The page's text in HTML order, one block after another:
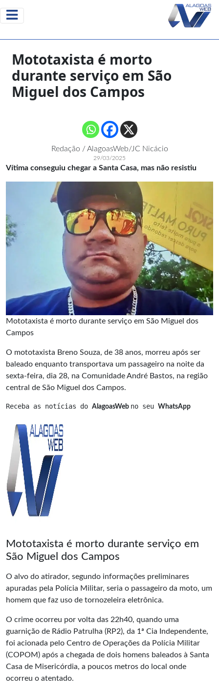
Mototaxista é morto
durante serviço em São
Miguel dos Campos
Redação / AlagoasWeb/JC Nicácio
29/03/2025
Vítima conseguiu chegar a Santa Casa, mas não resistiu
Mototaxista é morto durante serviço em São Miguel dos
Campos
O mototaxista Breno Souza, de 38 anos, morreu após ser
baleado enquanto transportava um passageiro na noite da
sexta-feira, dia 28, na Comunidade André Bastos, na região
central de São Miguel dos Campos.
Receba as notícias do AlagoasWeb no seu WhatsApp
Mototaxista é morto durante serviço em
São Miguel dos Campos
O alvo do atirador, segundo informações preliminares
apuradas pela Polícia Militar, seria o passageiro da moto, um
homem que faz uso de tornozeleira eletrônica.
O crime ocorreu por volta das 22h40, quando uma
guarnição de Rádio Patrulha (RP2), da 1ª Cia Independente,
foi acionada pelo Centro de Operações da Polícia Militar
(COPOM) após a chegada de dois homens baleados à Santa
Casa de Misericórdia, a poucos metros do local onde
ocorreu o atentado.